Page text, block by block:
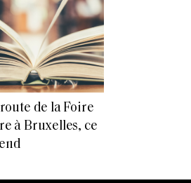
de la Foire
à Bruxelles, ce